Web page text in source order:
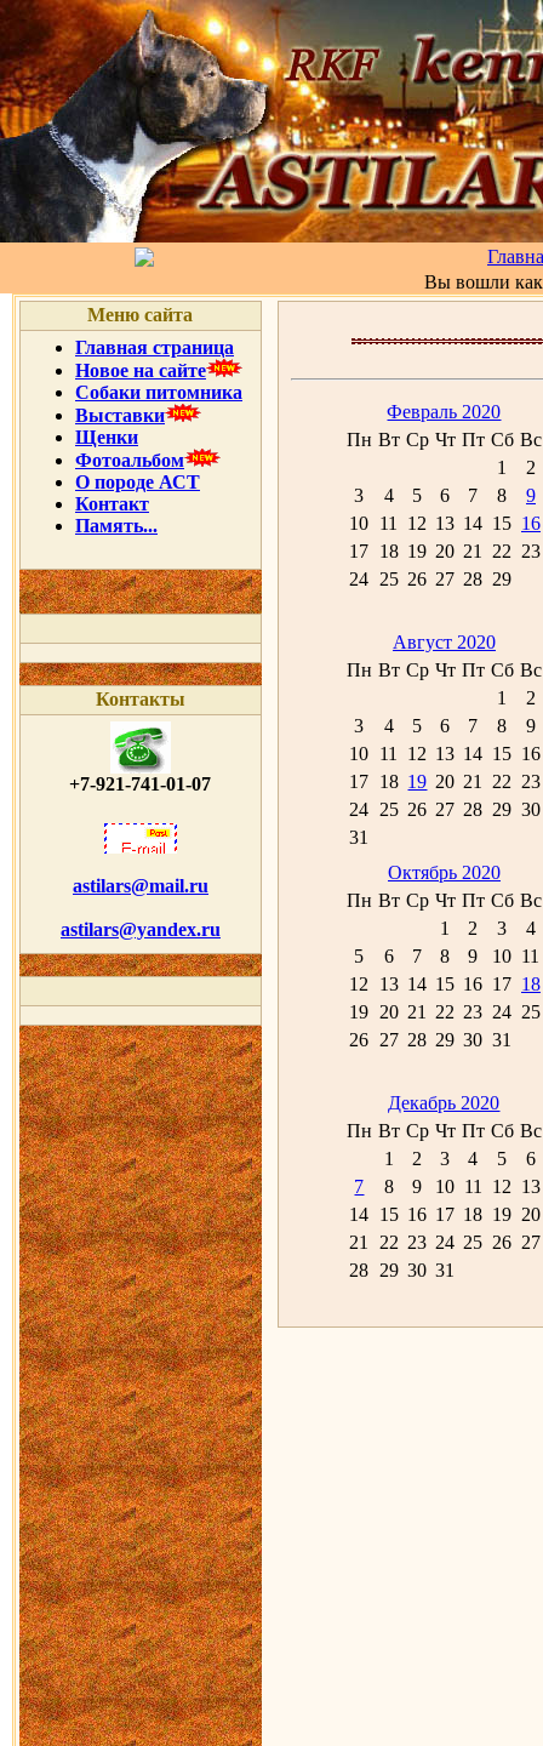
Вы вошли
Меню сайта
Главная страница
Новое на сайте
Собаки питомника
Выставки
Щенки
Фотоальбом
О породе АСТ
Контакт
Память...
Контакты
+7-921-741-01-07
astilars@mail.ru
astilars@yandex.ru
Февраль 2020
Пн Вт Ср Чт Пт Сб Вс
1
2
3
4 5 6 7 8
9
10 11 12 13 14 15 16
17 18 19 20 21 22 23
24 25 26 27 28 29
Август 2020
Пн Вт Ср Чт Пт Сб Вс
1
2
3
4 5 6 7 8
9
10 11 12 13 14 15 16
17 18 19 20 21 22 23
24 25 26 27 28 29 30
31
Октябрь 2020
Пн Вт Ср Чт Пт Сб Вс
1
2 3
4
5
6 7 8 9 10 11
12
13 14 15 16 17 18
19 20 21 22 23 24 25
26 27 28 29 30 31
Декабрь 2020
Пн Вт Ср Чт Пт Сб Вс
1
2 3 4 5
6
7
8 9 10 11 12 13
14 15 16 17 18 19 20
21
22 23 24 25 26 27
28 29 30 31